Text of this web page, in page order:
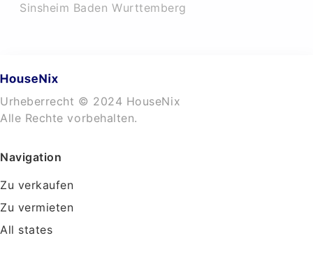
Sinsheim Baden Wurttemberg
Urheberrecht © 2024 HouseNix
Alle Rechte vorbehalten.
Navigation
Zu verkaufen
Zu vermieten
All states